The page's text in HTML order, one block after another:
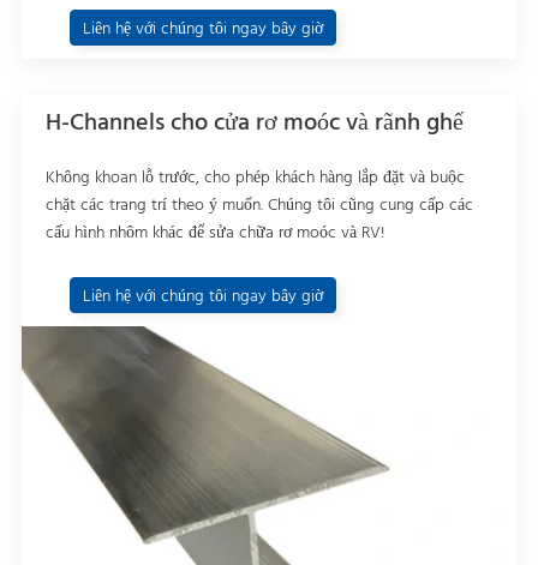
Liên hệ với chúng tôi ngay bây giờ
H-Channels cho cửa rơ moóc và rãnh ghế
Không khoan lỗ trước, cho phép khách hàng lắp đặt và buộc
chặt các trang trí theo ý muốn. Chúng tôi cũng cung cấp các
cấu hình nhôm khác để sửa chữa rơ moóc và RV!
Liên hệ với chúng tôi ngay bây giờ